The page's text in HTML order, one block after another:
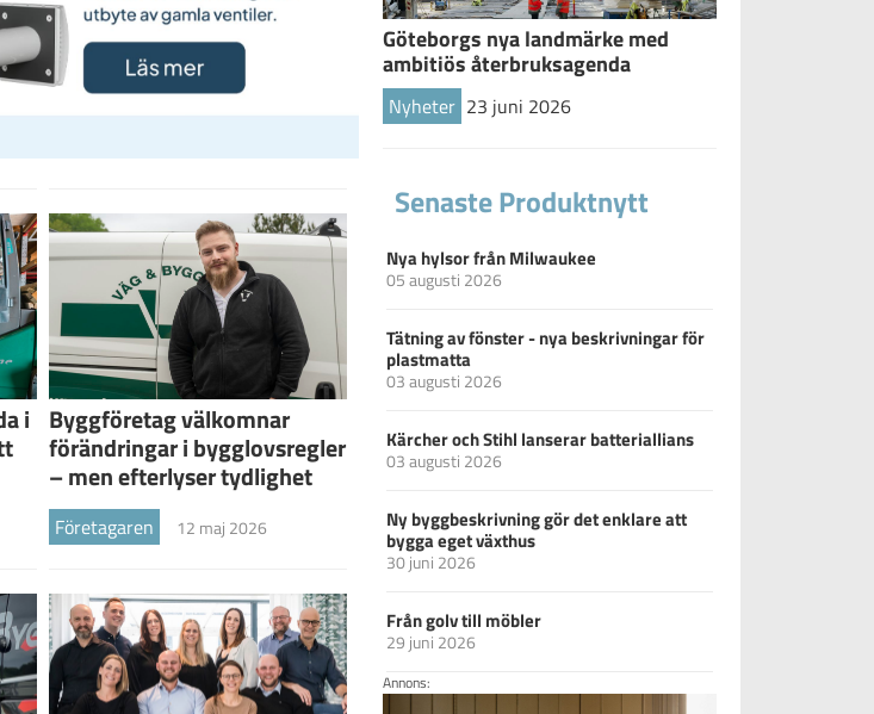
i Byggföretag välkomnar
förändringar i bygglovsregler
– men efterlyser tydlighet
Företagaren 12 maj 2026
Göteborgs nya landmärke med
ambitiös återbruksagenda
Nyheter 23 juni 2026
Senaste Produktnytt
Nya hylsor från Milwaukee
05 augusti 2026
Tätning av fönster - nya beskrivningar för
plastmatta
03 augusti 2026
Kärcher och Stihl lanserar batteriallians
03 augusti 2026
Ny byggbeskrivning gör det enklare att
bygga eget växthus
30 juni 2026
Från golv till möbler
29 juni 2026
Annons: